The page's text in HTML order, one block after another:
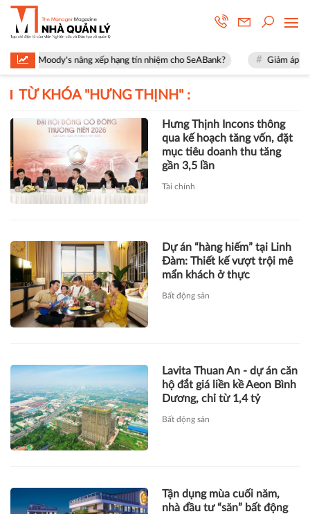
Moody's nâng xếp hạng tín nhiệm cho SeABank? Giảm áp lực
TỪ KHÓA " HƯNG THỊNH " :
Hưng Thịnh Incons thông
qua kế hoạch tăng vốn, đặt
mục tiêu doanh thu tăng
gần 3,5 lần
Tài chính
Dự án “hàng hiếm” tại Linh
Đàm: Thiết kế vượt trội mê
mẩn khách ở thực
Bất động sản
Lavita Thuan An - dự án căn
hộ đắt giá liền kề Aeon Bình
Dương, chỉ từ 1,4 tỷ
Bất động sản
Tận dụng mùa cuối năm,
nhà đầu tư “săn” bất động